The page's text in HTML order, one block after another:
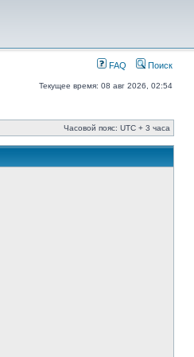
FAQ Поиск
Текущее время: 08 авг 2026, 02:54
Часовой пояс: UTC + 3 часа